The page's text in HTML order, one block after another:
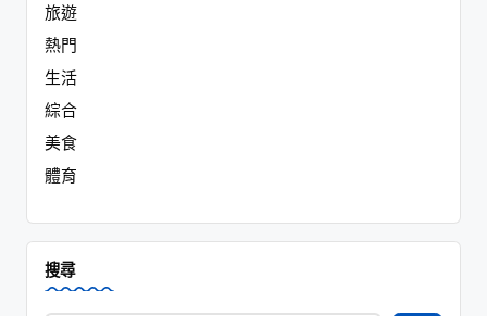
旅遊
熱門
生活
綜合
美食
體育
搜尋